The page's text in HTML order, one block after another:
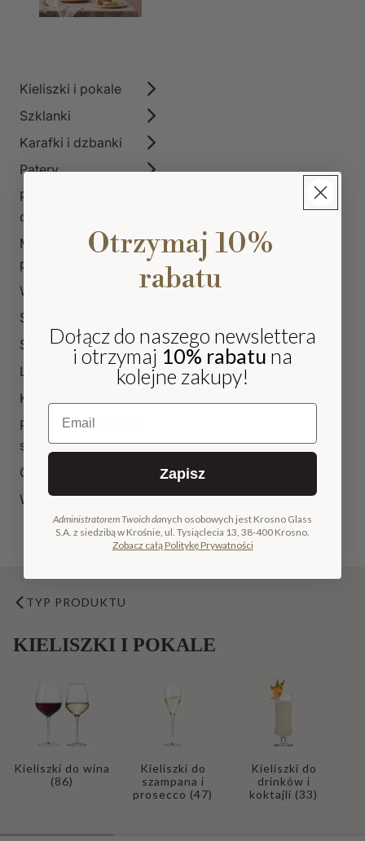
Kieliszki i pokale
Szklanki
Karafki i dzbanki
Patery
Pojemniki i
cukiernice
Miski, salaterki i
pucharki
Wazony i flakony
Świeczniki
Stoliki kawowe szklane
Lampy szklane
Komplety i zestawy
Pozostałe produkty
szklane
Oferta dla HoReCa
Wszystkie produkty
TYP PRODUKTU
KIELISZKI I POKALE
Kieliszki do wina
(86)
Kieliszki do
szampana i
prosecco (47)
Kieliszki do
drinków i
koktajli (33)
Otrzymaj 10%
rabatu
Dołącz do naszego newslettera
i otrzymaj 10% rabatu na
kolejne zakupy!
Email
Zapisz
Administratorem Twoich danych osobowych jest Krosno Glass
S.A. z siedzibą w Krośnie, ul. Tysiąclecia 13, 38-400 Krosno.
Zobacz całą Politykę Prywatności